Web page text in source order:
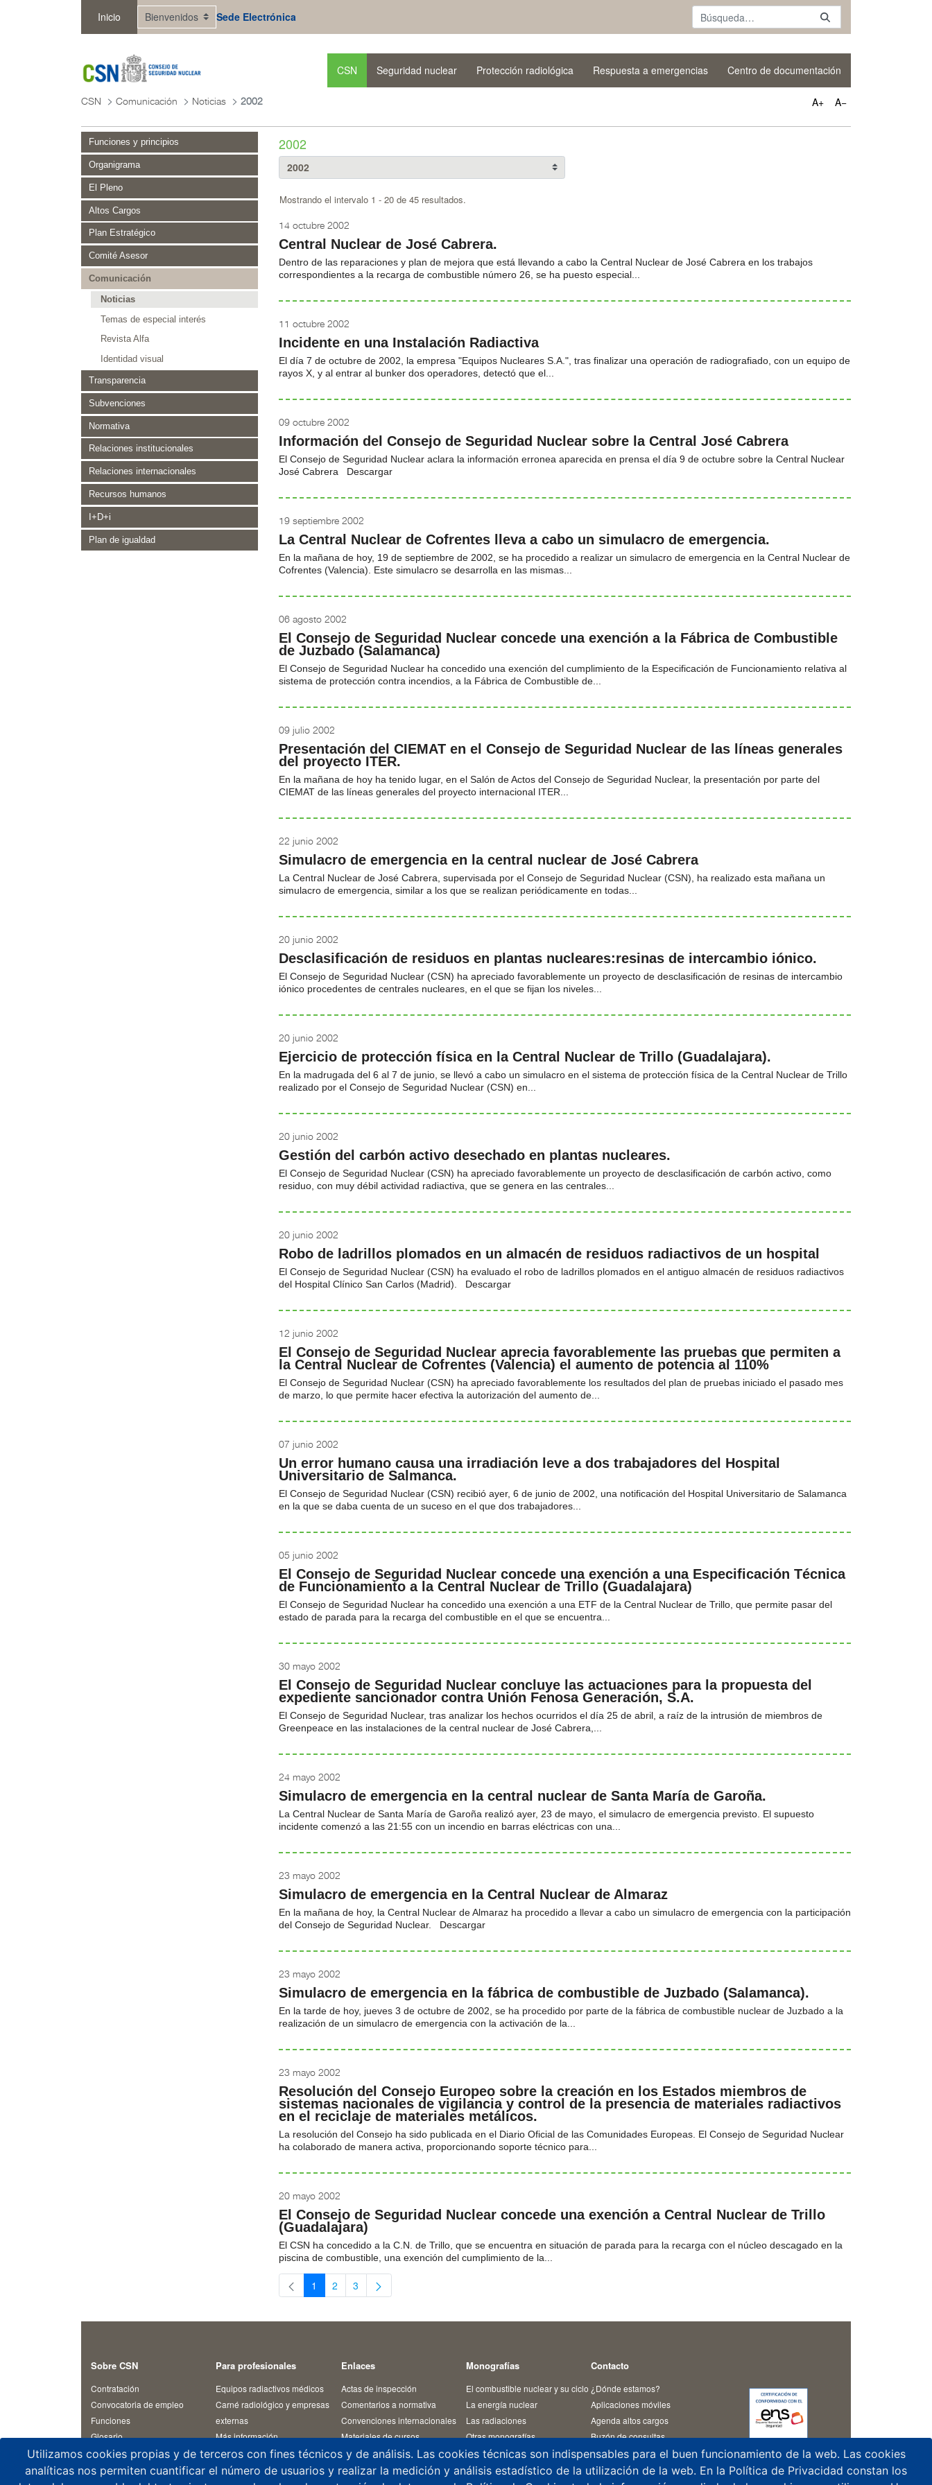
Saltar al contenido principal
Inicio Sede Electrónica
CSN Seguridad nuclear Protección radiológica Respuesta a emergencias Centro de documentación
CSN Comunicación Noticias 2002 A+ A−
Funciones y principios
Organigrama
El Pleno
Altos Cargos
Plan Estratégico
Comité Asesor
Comunicación
Noticias
Temas de especial interés
Revista Alfa
Identidad visual
Transparencia
Subvenciones
Normativa
Relaciones institucionales
Relaciones internacionales
Recursos humanos
I+D+i
Plan de igualdad
2002
14 octubre 2002
Central Nuclear de José Cabrera.
Dentro de las reparaciones y plan de mejora que está llevando a cabo la Central Nuclear de José Cabrera en los trabajos
correspondientes a la recarga de combustible número 26, se ha puesto especial...
11 octubre 2002
Incidente en una Instalación Radiactiva
El día 7 de octubre de 2002, la empresa "Equipos Nucleares S.A.", tras finalizar una operación de radiografiado, con un equipo de
rayos X, y al entrar al bunker dos operadores, detectó que el...
09 octubre 2002
Información del Consejo de Seguridad Nuclear sobre la Central José Cabrera
El Consejo de Seguridad Nuclear aclara la información erronea aparecida en prensa el día 9 de octubre sobre la Central Nuclear
José Cabrera Descargar
19 septiembre 2002
La Central Nuclear de Cofrentes lleva a cabo un simulacro de emergencia.
En la mañana de hoy, 19 de septiembre de 2002, se ha procedido a realizar un simulacro de emergencia en la Central Nuclear de
Cofrentes (Valencia). Este simulacro se desarrolla en las mismas...
06 agosto 2002
El Consejo de Seguridad Nuclear concede una exención a la Fábrica de Combustible
de Juzbado (Salamanca)
El Consejo de Seguridad Nuclear ha concedido una exención del cumplimiento de la Especificación de Funcionamiento relativa al
sistema de protección contra incendios, a la Fábrica de Combustible de...
09 julio 2002
Presentación del CIEMAT en el Consejo de Seguridad Nuclear de las líneas generales
del proyecto ITER.
En la mañana de hoy ha tenido lugar, en el Salón de Actos del Consejo de Seguridad Nuclear, la presentación por parte del
CIEMAT de las líneas generales del proyecto internacional ITER...
22 junio 2002
Simulacro de emergencia en la central nuclear de José Cabrera
La Central Nuclear de José Cabrera, supervisada por el Consejo de Seguridad Nuclear (CSN), ha realizado esta mañana un
simulacro de emergencia, similar a los que se realizan periódicamente en todas...
20 junio 2002
Desclasificación de residuos en plantas nucleares:resinas de intercambio iónico.
El Consejo de Seguridad Nuclear (CSN) ha apreciado favorablemente un proyecto de desclasificación de resinas de intercambio
iónico procedentes de centrales nucleares, en el que se fijan los niveles...
20 junio 2002
Ejercicio de protección física en la Central Nuclear de Trillo (Guadalajara).
En la madrugada del 6 al 7 de junio, se llevó a cabo un simulacro en el sistema de protección física de la Central Nuclear de Trillo
realizado por el Consejo de Seguridad Nuclear (CSN) en...
20 junio 2002
Gestión del carbón activo desechado en plantas nucleares.
El Consejo de Seguridad Nuclear (CSN) ha apreciado favorablemente un proyecto de desclasificación de carbón activo, como
residuo, con muy débil actividad radiactiva, que se genera en las centrales...
20 junio 2002
Robo de ladrillos plomados en un almacén de residuos radiactivos de un hospital
El Consejo de Seguridad Nuclear (CSN) ha evaluado el robo de ladrillos plomados en el antiguo almacén de residuos radiactivos
del Hospital Clínico San Carlos (Madrid). Descargar
12 junio 2002
El Consejo de Seguridad Nuclear aprecia favorablemente las pruebas que permiten a
la Central Nuclear de Cofrentes (Valencia) el aumento de potencia al 110%
El Consejo de Seguridad Nuclear (CSN) ha apreciado favorablemente los resultados del plan de pruebas iniciado el pasado mes
de marzo, lo que permite hacer efectiva la autorización del aumento de...
07 junio 2002
Un error humano causa una irradiación leve a dos trabajadores del Hospital
Universitario de Salmanca.
El Consejo de Seguridad Nuclear (CSN) recibió ayer, 6 de junio de 2002, una notificación del Hospital Universitario de Salamanca
en la que se daba cuenta de un suceso en el que dos trabajadores...
05 junio 2002
El Consejo de Seguridad Nuclear concede una exención a una Especificación Técnica
de Funcionamiento a la Central Nuclear de Trillo (Guadalajara)
El Consejo de Seguridad Nuclear ha concedido una exención a una ETF de la Central Nuclear de Trillo, que permite pasar del
estado de parada para la recarga del combustible en el que se encuentra...
30 mayo 2002
El Consejo de Seguridad Nuclear concluye las actuaciones para la propuesta del
expediente sancionador contra Unión Fenosa Generación, S.A.
El Consejo de Seguridad Nuclear, tras analizar los hechos ocurridos el día 25 de abril, a raíz de la intrusión de miembros de
Greenpeace en las instalaciones de la central nuclear de José Cabrera,...
24 mayo 2002
Simulacro de emergencia en la central nuclear de Santa María de Garoña.
La Central Nuclear de Santa María de Garoña realizó ayer, 23 de mayo, el simulacro de emergencia previsto. El supuesto
incidente comenzó a las 21:55 con un incendio en barras eléctricas con una...
23 mayo 2002
Simulacro de emergencia en la Central Nuclear de Almaraz
En la mañana de hoy, la Central Nuclear de Almaraz ha procedido a llevar a cabo un simulacro de emergencia con la participación
del Consejo de Seguridad Nuclear. Descargar
23 mayo 2002
Simulacro de emergencia en la fábrica de combustible de Juzbado (Salamanca).
En la tarde de hoy, jueves 3 de octubre de 2002, se ha procedido por parte de la fábrica de combustible nuclear de Juzbado a la
realización de un simulacro de emergencia con la activación de la...
23 mayo 2002
Resolución del Consejo Europeo sobre la creación en los Estados miembros de
sistemas nacionales de vigilancia y control de la presencia de materiales radiactivos
en el reciclaje de materiales metálicos.
La resolución del Consejo ha sido publicada en el Diario Oficial de las Comunidades Europeas. El Consejo de Seguridad Nuclear
ha colaborado de manera activa, proporcionando soporte técnico para...
20 mayo 2002
El Consejo de Seguridad Nuclear concede una exención a Central Nuclear de Trillo
(Guadalajara)
El CSN ha concedido a la C.N. de Trillo, que se encuentra en situación de parada para la recarga con el núcleo descagado en la
piscina de combustible, una exención del cumplimiento de la...
Mostrando el intervalo 1 - 20 de 45 resultados.
Página
1 Página
2 Página
3
Sobre CSN
Contratación
Convocatoria de empleo
Funciones
Glosario
I+D
Plan Estratégico
Para profesionales
Equipos radiactivos médicos
Carné radiológico y empresas
externas
Más información
Rayos X médicos
Transporte
Enlaces
Actas de inspección
Comentarios a normativa
Convenciones internacionales
Materiales de cursos
Normativa
Revista Alfa
Monografías
El combustible nuclear y su ciclo
La energía nuclear
Las radiaciones
Otras monografías
Residuos radiactivos
Temas de interés
Contacto
¿Dónde estamos?
Aplicaciones móviles
Agenda altos cargos
Buzón de consultas
Denuncias y notificaciones
Registro del CSN
Utilizamos cookies propias y de terceros con fines técnicos y de análisis. Las cookies técnicas son indispensables para el buen funcionamiento de la web. Las cookies
analíticas nos permiten cuantificar el número de usuarios y realizar la medición y análisis estadístico de la utilización de la web. En la Política de Privacidad constan los